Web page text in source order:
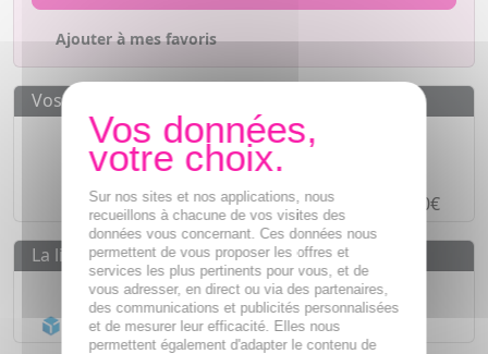
Ajouter à mes favoris
Vos avantages
Des prixIMBATTABLES
Paiement en ligneSÉCURISÉ
Paiement en4 fois sans fraisà partir de 30€
La livraison
Livraison gratuite dès55€
Acheminement Chronoposten 24h*
Sur nos sites et nos applications, nous
recueillons à chacune de vos visites des
données vous concernant. Ces données nous
permettent de vous proposer les offres et
services les plus pertinents pour vous, et de
vous adresser, en direct ou via des partenaires,
des communications et publicités personnalisées
et de mesurer leur efficacité. Elles nous
permettent également d'adapter le contenu de